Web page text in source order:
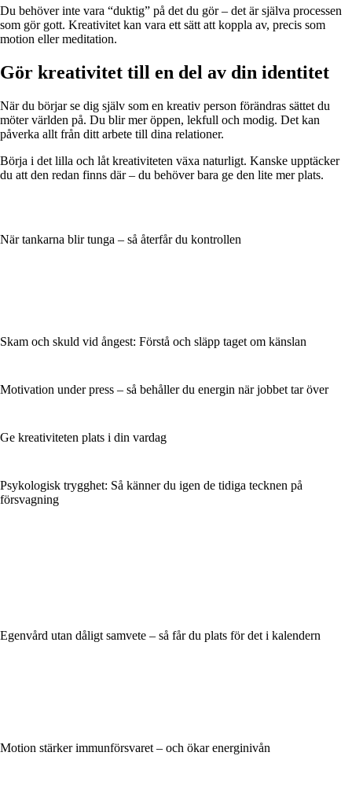
Du behöver inte vara “duktig” på det du gör – det är själva processen
som gör gott. Kreativitet kan vara ett sätt att koppla av, precis som
motion eller meditation.
Gör kreativitet till en del av din identitet
När du börjar se dig själv som en kreativ person förändras sättet du
möter världen på. Du blir mer öppen, lekfull och modig. Det kan
påverka allt från ditt arbete till dina relationer.
Börja i det lilla och låt kreativiteten växa naturligt. Kanske upptäcker
du att den redan finns där – du behöver bara ge den lite mer plats.
När tankarna blir tunga – så återfår du kontrollen
Skam och skuld vid ångest: Förstå och släpp taget om känslan
Motivation under press – så behåller du energin när jobbet tar över
Ge kreativiteten plats i din vardag
Psykologisk trygghet: Så känner du igen de tidiga tecknen på
försvagning
Egenvård utan dåligt samvete – så får du plats för det i kalendern
Motion stärker immunförsvaret – och ökar energinivån